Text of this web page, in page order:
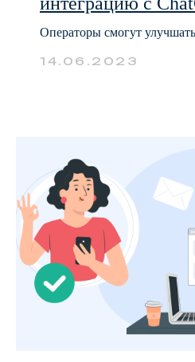
Операторы смогут
14.06.2023